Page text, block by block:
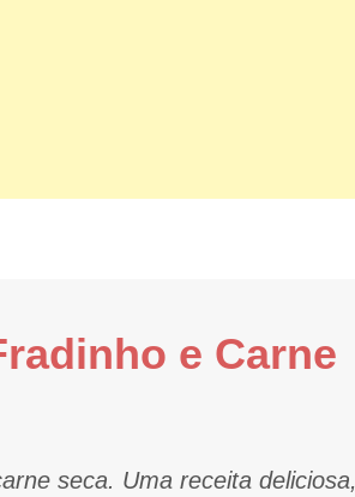
e Carne
seca. Uma receita deliciosa,